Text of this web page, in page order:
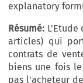
explanatory
Résumé:
articles) qui
contrats de
biens une fois
pas l'acheteur